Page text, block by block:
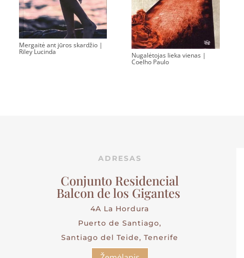
Mergaitė ant jūros skardžio |
Riley Lucinda Nugalėtojas lieka vienas |
Coelho Paulo
ADRESAS
Conjunto Residencial
Balcon de los Gigantes
4A La Hordura
Puerto de Santiago,
Santiago del Teide, Tenerife